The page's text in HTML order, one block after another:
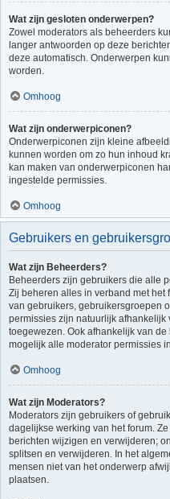
Wat zijn gesloten onderwerpen?
Zowel moderators als beheerders
langer antwoorden op deze
deze automatisch. Onderwerpen
worden.
Omhoog
Wat zijn onderwerpiconen?
Onderwerpiconen zijn kleine
kunnen worden om zo hun inhoud
kan maken van onderwerpiconen
ingestelde permissies.
Omhoog
Gebruikers en
Wat zijn Beheerders?
Beheerders zijn gebruikers die alle
Zij beheren alles in verband met het
van gebruikers, gebruikersgroepen
permissies zijn natuurlijk
toegewezen. Ook afhankelijk van
mogelijk alle moderator permissies
Omhoog
Wat zijn Moderators?
Moderators zijn gebruikers of
dagelijkse werking van het forum.
berichten wijzigen en verwijderen;
splitsen en verwijderen. In het
mensen niet van het onderwerp
plaatsen.